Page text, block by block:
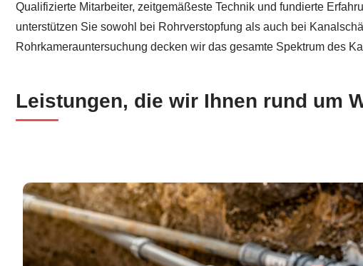
Qualifizierte Mitarbeiter, zeitgemäßeste Technik und fundierte
unterstützen Sie sowohl bei Rohrverstopfung als auch bei
Rohrkamerauntersuchung decken wir das gesamte Spektrum des
Leistungen, die wir Ihnen rund um